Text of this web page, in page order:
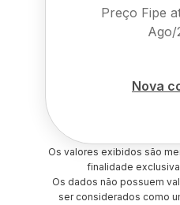
Preço Fipe
Ago/
Nova
Os valores exibidos são
finalidade
Os dados não possuem
ser considerados como